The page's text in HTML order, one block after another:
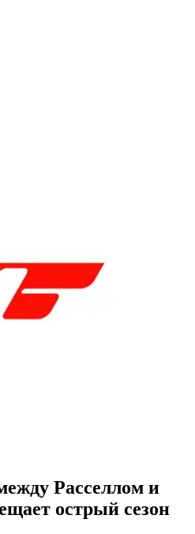
Расселлом и
острый сезон